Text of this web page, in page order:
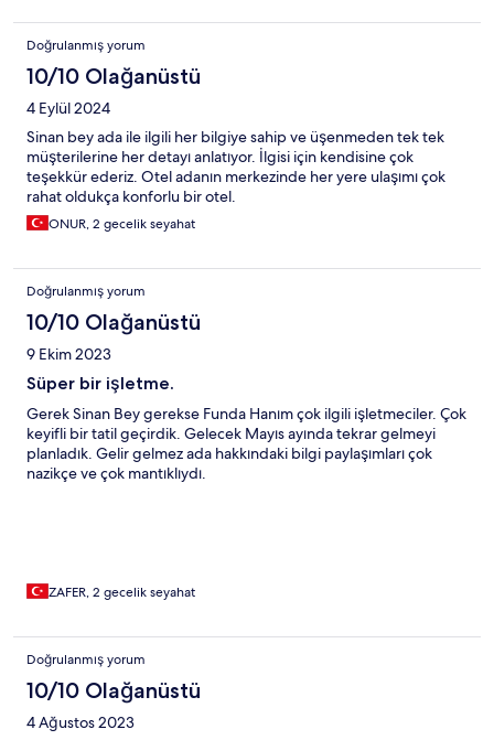
Doğrulanmış yorum
10/10 Olağanüstü
4 Eylül 2024
Sinan bey ada ile ilgili her bilgiye sahip ve üşenmeden tek tek
müşterilerine her detayı anlatıyor. İlgisi için kendisine çok
teşekkür ederiz. Otel adanın merkezinde her yere ulaşımı çok
rahat oldukça konforlu bir otel.
ONUR, 2 gecelik seyahat
Doğrulanmış yorum
10/10 Olağanüstü
9 Ekim 2023
Süper bir işletme.
Gerek Sinan Bey gerekse Funda Hanım çok ilgili işletmeciler. Çok
keyifli bir tatil geçirdik. Gelecek Mayıs ayında tekrar gelmeyi
planladık. Gelir gelmez ada hakkındaki bilgi paylaşımları çok
nazikçe ve çok mantıklıydı.
ZAFER, 2 gecelik seyahat
Doğrulanmış yorum
10/10 Olağanüstü
4 Ağustos 2023